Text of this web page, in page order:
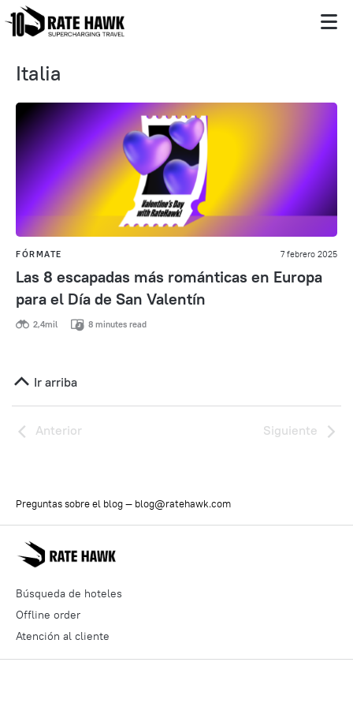
Italia
FÓRMATE 7 febrero 2025
Las 8 escapadas más románticas en Europa
para el Día de San Valentín
2,4mil 8 minutes read
Ir arriba
Anterior Siguiente
Búsqueda de hoteles
Offline order
Atención al cliente
Preguntas sobre el blog — blog@ratehawk.com